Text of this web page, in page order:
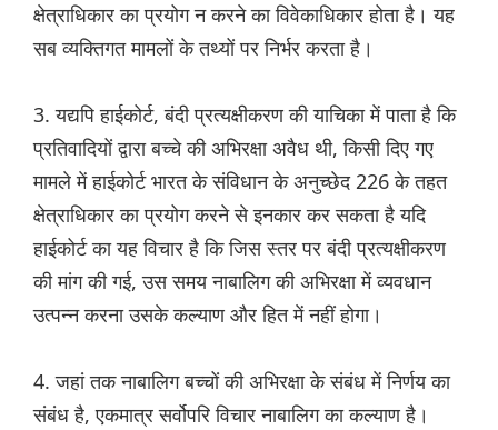
क्षेत्राधिकार का प्रयोग न करने का विवेकाधिकार होता है। यह
सब व्यक्तिगत मामलों के तथ्यों पर निर्भर करता है।
3. यद्यपि हाईकोर्ट, बंदी प्रत्यक्षीकरण की याचिका में पाता है कि
प्रतिवादियों द्वारा बच्चे की अभिरक्षा अवैध थी, किसी दिए गए
मामले में हाईकोर्ट भारत के संविधान के अनुच्छेद 226 के तहत
क्षेत्राधिकार का प्रयोग करने से इनकार कर सकता है यदि
हाईकोर्ट का यह विचार है कि जिस स्तर पर बंदी प्रत्यक्षीकरण
की मांग की गई, उस समय नाबालिग की अभिरक्षा में व्यवधान
उत्पन्न करना उसके कल्याण और हित में नहीं होगा।
4. जहां तक ​​नाबालिग बच्चों की अभिरक्षा के संबंध में निर्णय का
संबंध है, एकमात्र सर्वोपरि विचार नाबालिग का कल्याण है।